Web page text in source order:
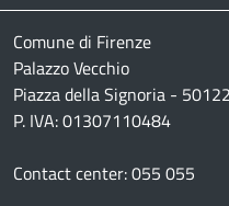
Comune di Firenze
Palazzo Vecchio
Piazza della Signoria -
P. IVA: 01307110484
Contact center: 055 055